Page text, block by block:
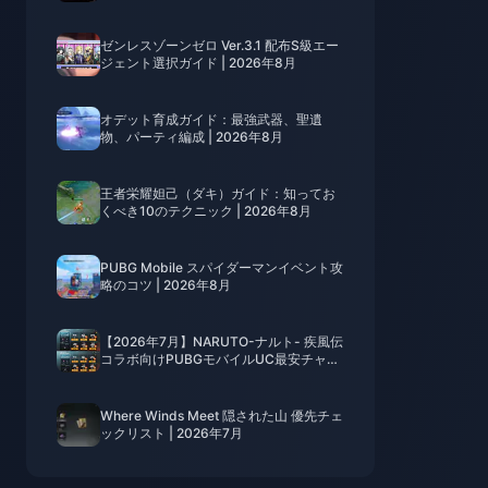
ゼンレスゾーンゼロ Ver.3.1 配布S級エー
ジェント選択ガイド | 2026年8月
オデット育成ガイド：最強武器、聖遺
物、パーティ編成 | 2026年8月
王者栄耀妲己（ダキ）ガイド：知ってお
くべき10のテクニック | 2026年8月
PUBG Mobile スパイダーマンイベント攻
略のコツ | 2026年8月
【2026年7月】NARUTO-ナルト- 疾風伝
コラボ向けPUBGモバイルUC最安チャー
Where Winds Meet 隠された山 優先チェ
ックリスト | 2026年7月